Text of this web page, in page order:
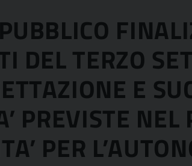
DEL TERZO
E
PREVISTE
PER